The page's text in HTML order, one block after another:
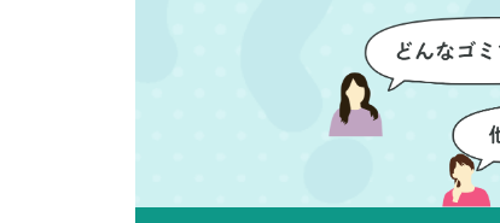
了後には部屋全体を清掃してい
ただき、まるで新しい家のよう
な清潔感に感動しました。